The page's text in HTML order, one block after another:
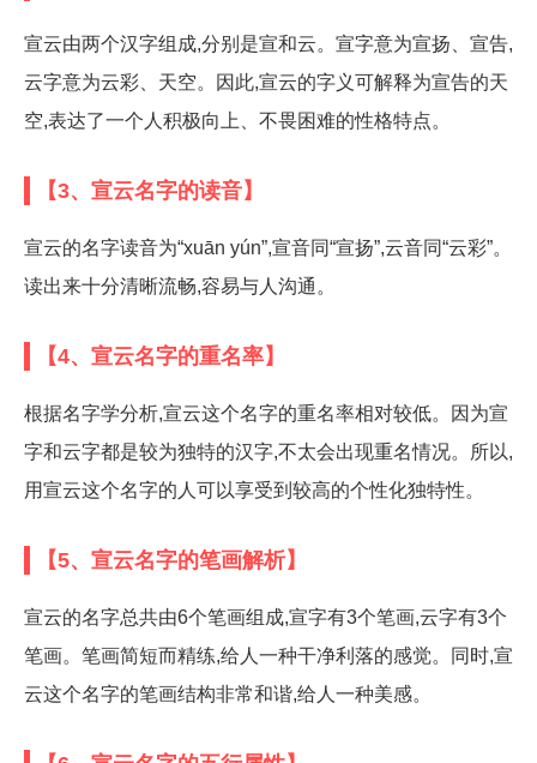
宣云由两个汉字组成,分别是宣和云。宣字意为宣扬、宣告,
云字意为云彩、天空。因此,宣云的字义可解释为宣告的天
空,表达了一个人积极向上、不畏困难的性格特点。
【3、宣云名字的读音】
宣云的名字读音为“xuān yún”,宣音同“宣扬”,云音同“云彩”。
读出来十分清晰流畅,容易与人沟通。
【4、宣云名字的重名率】
根据名字学分析,宣云这个名字的重名率相对较低。因为宣
字和云字都是较为独特的汉字,不太会出现重名情况。所以,
用宣云这个名字的人可以享受到较高的个性化独特性。
【5、宣云名字的笔画解析】
宣云的名字总共由6个笔画组成,宣字有3个笔画,云字有3个
笔画。笔画简短而精练,给人一种干净利落的感觉。同时,宣
云这个名字的笔画结构非常和谐,给人一种美感。